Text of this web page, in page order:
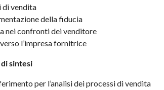
di vendita
della fiducia
nei confronti dei venditore
l’impresa fornitrice
sintesi
per l’analisi dei processi di vendita